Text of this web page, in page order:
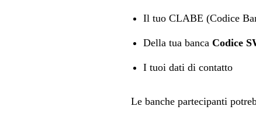
Il tuo CLABE (Codice
Della tua bancaCodice
I tuoi dati di contatto
Le banche partecipanti